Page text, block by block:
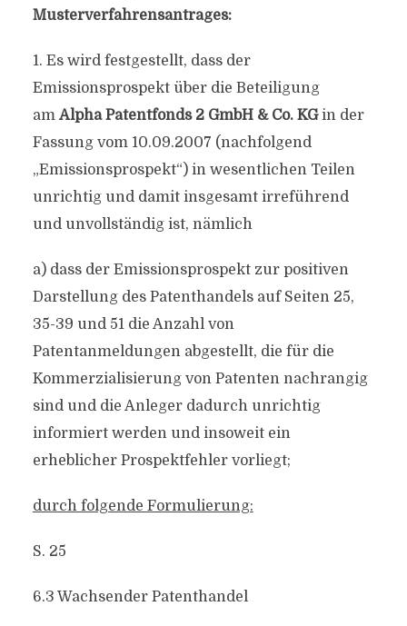
Musterverfahrensantrages:
1. Es wird festgestellt, dass der
Emissionsprospekt über die Beteiligung
am Alpha Patentfonds 2 GmbH & Co. KGin der
Fassung vom 10.09.2007 (nachfolgend
„Emissionsprospekt“) in wesentlichen Teilen
unrichtig und damit insgesamt irreführend
und unvollständig ist, nämlich
a) dass der Emissionsprospekt zur positiven
Darstellung des Patenthandels auf Seiten 25,
35-39 und 51 die Anzahl von
Patentanmeldungen abgestellt, die für die
Kommerzialisierung von Patenten nachrangig
sind und die Anleger dadurch unrichtig
informiert werden und insoweit ein
erheblicher Prospektfehler vorliegt;
durch folgende Formulierung:
S. 25
6.3 Wachsender Patenthandel